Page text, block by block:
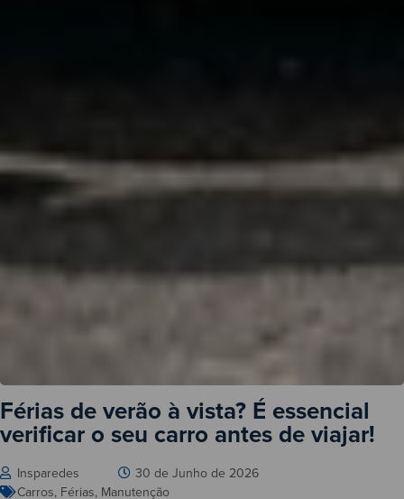
Férias de verão à vista? É essencial
verificar o seu carro antes de viajar!
Insparedes
30 de Junho de 2026
Carros, Férias, Manutenção